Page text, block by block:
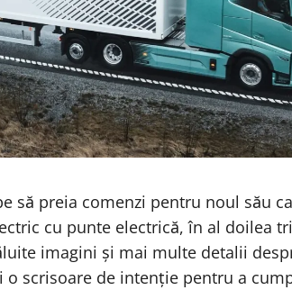
să preia comenzi pentru noul său
cu punte electrică, în al doilea
imagini și mai multe detalii
scrisoare de intenție pentru a